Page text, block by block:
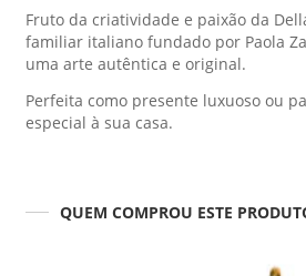
Fruto da criatividade e paixão da
familiar italiano fundado por Paola
uma arte autêntica e original.
Perfeita como presente luxuoso ou
especial à sua casa.
QUEM COMPROU ESTE